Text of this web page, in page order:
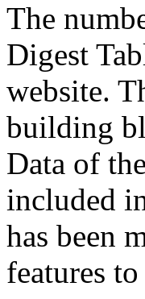
The
Digest
website.
building
Data of
included
has been
features